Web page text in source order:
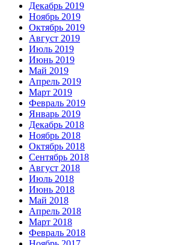
Декабрь 2019
Ноябрь 2019
Октябрь 2019
Август 2019
Июль 2019
Июнь 2019
Май 2019
Апрель 2019
Март 2019
Февраль 2019
Январь 2019
Декабрь 2018
Ноябрь 2018
Октябрь 2018
Сентябрь 2018
Август 2018
Июль 2018
Июнь 2018
Май 2018
Апрель 2018
Март 2018
Февраль 2018